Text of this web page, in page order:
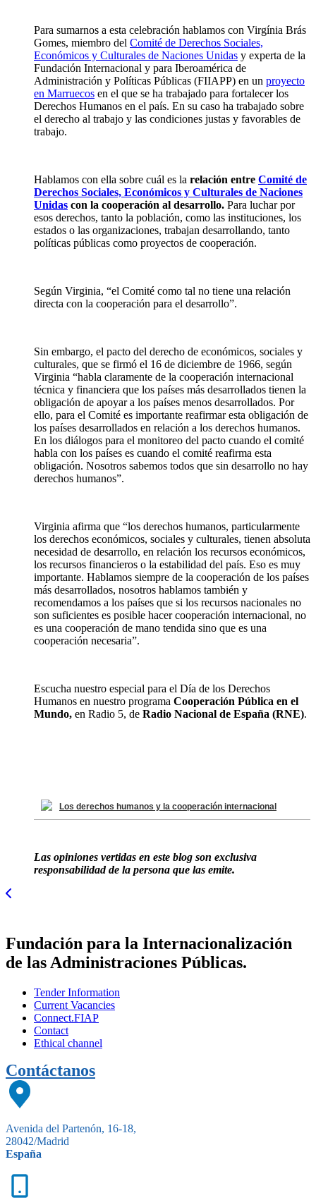
Para sumarnos a esta celebración hablamos con Virgínia Brás
Gomes, miembro del Comité de Derechos Sociales,
Económicos y Culturales de Naciones Unidas y experta de la
Fundación Internacional y para Iberoamérica de
Administración y Políticas Públicas (FIIAPP) en un proyecto
en Marruecos en el que se ha trabajado para fortalecer los
Derechos Humanos en el país. En su caso ha trabajado sobre
el derecho al trabajo y las condiciones justas y favorables de
trabajo.
Hablamos con ella sobre cuál es la relación entre Comité de
Derechos Sociales, Económicos y Culturales de Naciones
Unidas con la cooperación al desarrollo. Para luchar por
esos derechos, tanto la población, como las instituciones, los
estados o las organizaciones, trabajan desarrollando, tanto
políticas públicas como proyectos de cooperación.
Según Virginia, “el Comité como tal no tiene una relación
directa con la cooperación para el desarrollo”.
Sin embargo, el pacto del derecho de económicos, sociales y
culturales, que se firmó el 16 de diciembre de 1966, según
Virginia “habla claramente de la cooperación internacional
técnica y financiera que los países más desarrollados tienen la
obligación de apoyar a los países menos desarrollados. Por
ello, para el Comité es importante reafirmar esta obligación de
los países desarrollados en relación a los derechos humanos.
En los diálogos para el monitoreo del pacto cuando el comité
habla con los países es cuando el comité reafirma esta
obligación. Nosotros sabemos todos que sin desarrollo no hay
derechos humanos”.
Virginia afirma que “los derechos humanos, particularmente
los derechos económicos, sociales y culturales, tienen absoluta
necesidad de desarrollo, en relación los recursos económicos,
los recursos financieros o la estabilidad del país. Eso es muy
importante. Hablamos siempre de la cooperación de los países
más desarrollados, nosotros hablamos también y
recomendamos a los países que si los recursos nacionales no
son suficientes es posible hacer cooperación internacional, no
es una cooperación de mano tendida sino que es una
cooperación necesaria”.
Escucha nuestro especial para el Día de los Derechos
Humanos en nuestro programa Cooperación Pública en el
Mundo, en Radio 5, de Radio Nacional de España (RNE).
Los derechos humanos y la cooperación internacional
Las opiniones vertidas en este blog son exclusiva
responsabilidad de la persona que las emite.
Fundación para la Internacionalización
de las Administraciones Públicas.
Tender Information
Current Vacancies
Connect.FIAP
Contact
Ethical channel
Contáctanos
Avenida del Partenón, 16-18,
28042/Madrid
España